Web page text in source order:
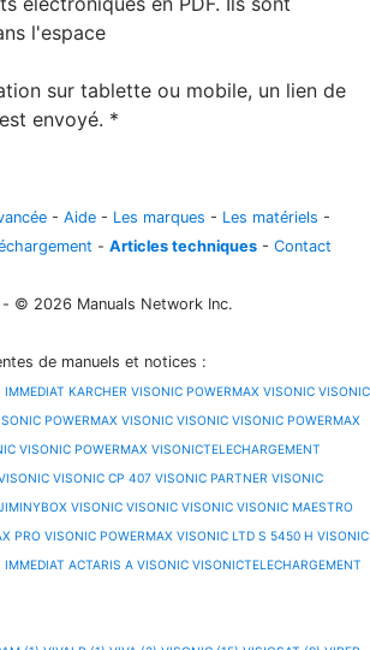
l'espace
sur tablette ou mobile, un lien de
envoyé. *
- Aide - Les marques - Les matériels -
- Articles techniques - Contact
- © 2026 Manuals Network Inc.
de manuels et notices :
KARCHER VISONIC POWERMAX VISONIC VISONIC
POWERMAX VISONIC VISONIC VISONIC POWERMAX
VISONIC POWERMAX VISONICTELECHARGEMENT
VISONIC CP 407 VISONIC PARTNER VISONIC
VISONIC VISONIC VISONIC VISONIC MAESTRO
PRO VISONIC POWERMAX VISONIC LTD S 5450 H VISONIC
ACTARIS A VISONIC VISONICTELECHARGEMENT